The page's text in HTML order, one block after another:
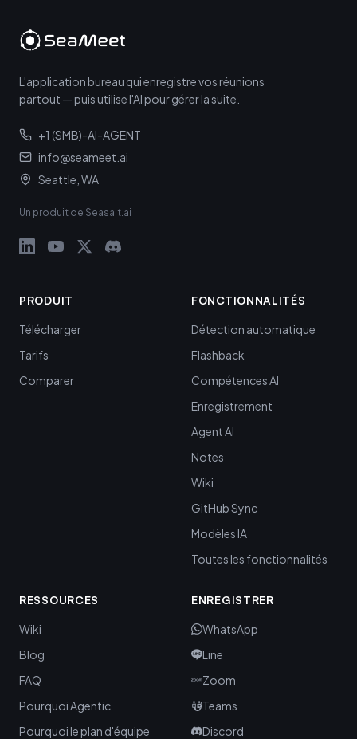
L'application bureau qui enregistre vos réunions
partout — puis utilise l'AI pour gérer la suite.
+1 (SMB)-AI-AGENT
info@seameet.ai
Seattle, WA
Un produit de Seasalt.ai
PRODUIT
Télécharger
Tarifs
Comparer
FONCTIONNALITÉS
Détection automatique
Flashback
Compétences AI
Enregistrement
Agent AI
Notes
Wiki
GitHub Sync
Modèles IA
Toutes les fonctionnalités
RESSOURCES
Wiki
Blog
FAQ
Pourquoi Agentic
Pourquoi le plan d'équipe
ENREGISTRER
WhatsApp
Line
Zoom
Teams
Discord